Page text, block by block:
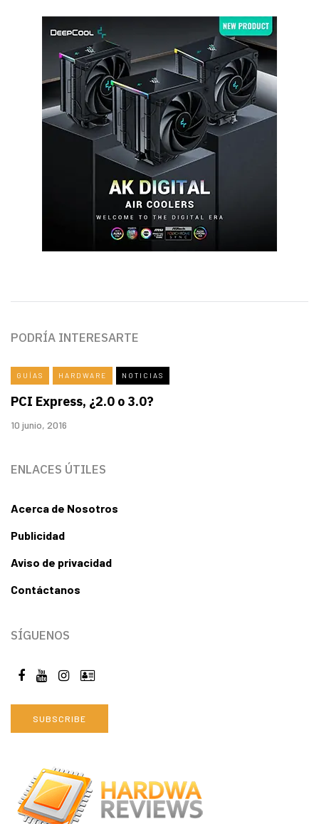
PODRÍA INTERESARTE
GUÍAS HARDWARE NOTICIAS
PCI Express, ¿2.0 o 3.0?
10 junio, 2016
ENLACES ÚTILES
Acerca de Nosotros
Publicidad
Aviso de privacidad
Contáctanos
SÍGUENOS
SUBSCRIBE